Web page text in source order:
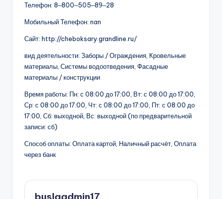
Телефон: 8‒800‒505‒89‒28
Мобильный Телефон: nan
Сайт: http://cheboksary.grandline.ru/
вид деятельности: Заборы / Ограждения, Кровельные
материалы, Системы водоотведения, Фасадные
материалы / конструкции
Время работы: Пн: с 08:00 до 17:00, Вт: с 08:00 до 17:00,
Ср: с 08:00 до 17:00, Чт: с 08:00 до 17:00, Пт: с 08:00 до
17:00, Сб: выходной, Вс: выходной (по предварительной
записи: сб)
Способ оплаты: Оплата картой, Наличный расчёт, Оплата
через банк